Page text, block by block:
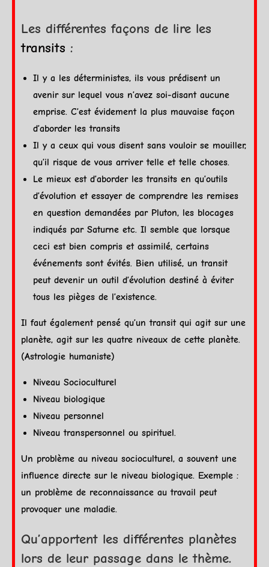
Les différentes façons de lire les
transits :
Il y a les déterministes, ils vous prédisent un
avenir sur lequel vous n’avez soi-disant aucune
emprise. C’est évidement la plus mauvaise façon
d’aborder lestransits
Il y a ceux qui vous disent sans vouloir se mouiller,
qu’il risque de vous arriver telle et telle choses.
Le mieux est d’aborder lestransits en qu’outils
d’évolution et essayer de comprendre les remises
en question demandées par Pluton, les blocages
indiqués par Saturne etc. Il semble que lorsque
ceci est bien compris et assimilé, certains
événements sont évités. Bien utilisé, un transit
peut devenir un outil d’évolution destiné à éviter
tous les pièges de l’existence.
Il faut également pensé qu’un transit qui agit sur une
planète, agit sur les quatre niveaux de cette planète.
(Astrologie humaniste)
Niveau Socioculturel
Niveau biologique
Niveau personnel
Niveau transpersonnel ou spirituel.
Un problème au niveau socioculturel, a souvent une
influence directe sur le niveau biologique. Exemple :
un problème de reconnaissance au travail peut
provoquer une maladie.
Qu’apportent les différentes planètes
lors de leur passage dans le thème.